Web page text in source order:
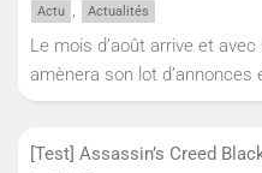
Actu , Actualités
Le mois d’août arrive et
amènera son lot d’annonces
[Test] Assassin’s Creed